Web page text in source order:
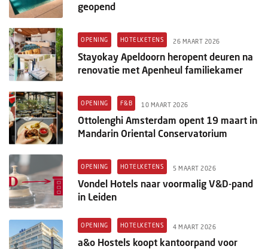
HotelSummit
geopend
OPENING HOTELKETENS 26 MAART 2026
Stayokay Apeldoorn heropent deuren na
renovatie met Apenheul familiekamer
OPENING F&B 10 MAART 2026
Ottolenghi Amsterdam opent 19 maart in
Mandarin Oriental Conservatorium
OPENING HOTELKETENS 5 MAART 2026
Vondel Hotels naar voormalig V&D-pand
in Leiden
OPENING HOTELKETENS 4 MAART 2026
a&o Hostels koopt kantoorpand voor